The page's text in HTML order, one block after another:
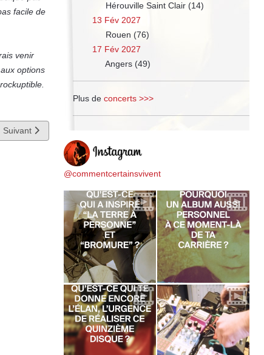
facile de
venir
options
Article suivant : Le morceau caché en DVD
Suivant
Hérouville Saint Clair (14)
13 Fév 2027
Rouen (76)
17 Fév 2027
Angers (49)
Plus de concerts >>>
@commentcertainsvivent